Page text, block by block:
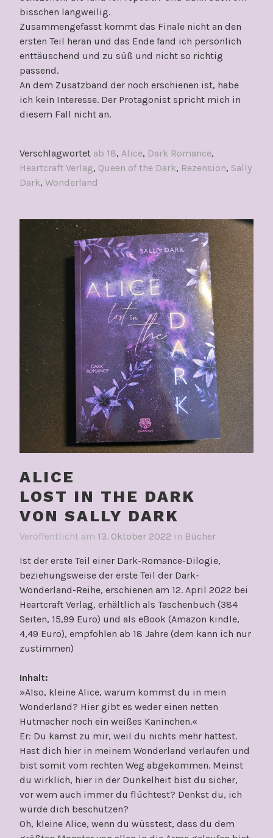
bisschen langweilig.
Zusammengefasst kommt das Finale nicht an den
ersten Teil heran und das Ende fand ich persönlich
enttäuschend und zu süß und nicht so richtig
passend.
An dem Zusatzband der noch erschienen ist, habe
ich kein Interesse. Der Protagonist spricht mich in
diesem Fall nicht an.
Verschlagwortet ab 18, Alice, Dark Romance,
Heartcraft Verlag, Queen of the Dark, Rezension, Sally
Dark, Wonderland
ALICE
LOST IN THE DARK
VON SALLY DARK
Veröffentlicht am 13. Oktober 2022 in Bücher
Ist der erste Teil einer Dark-Romance-Dilogie,
beziehungsweise der erste Teil der Dark-
Wonderland-Reihe, erschienen am 12. April 2022 bei
Heartcraft Verlag, erhältlich als Taschenbuch (384
Seiten, 15,99 Euro) und als eBook (Amazon kindle,
4,49 Euro), empfohlen ab 18 Jahre (dem kann ich nur
zustimmen)
Inhalt:
»Also, kleine Alice, warum kommst du in mein
Wonderland? Hier gibt es weder einen netten
Hutmacher noch ein weißes Kaninchen.«
Er: Du kamst zu mir, weil du nichts mehr hattest.
Hast dich hier in meinem Wonderland verlaufen und
bist somit vom rechten Weg abgekommen. Meinst
du wirklich, hier in der Dunkelheit bist du sicher,
vor wem auch immer du flüchtest? Denkst du, ich
würde dich beschützen?
Oh, kleine Alice, wenn du wüsstest, dass du dem